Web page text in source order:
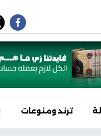
ترند ومنوعات